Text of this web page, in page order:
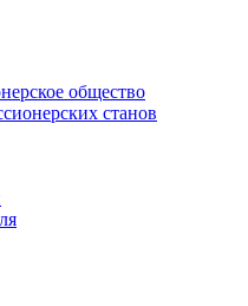
общество
станов